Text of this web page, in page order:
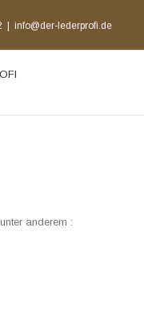
info@der-lederprofi.de
anderem :